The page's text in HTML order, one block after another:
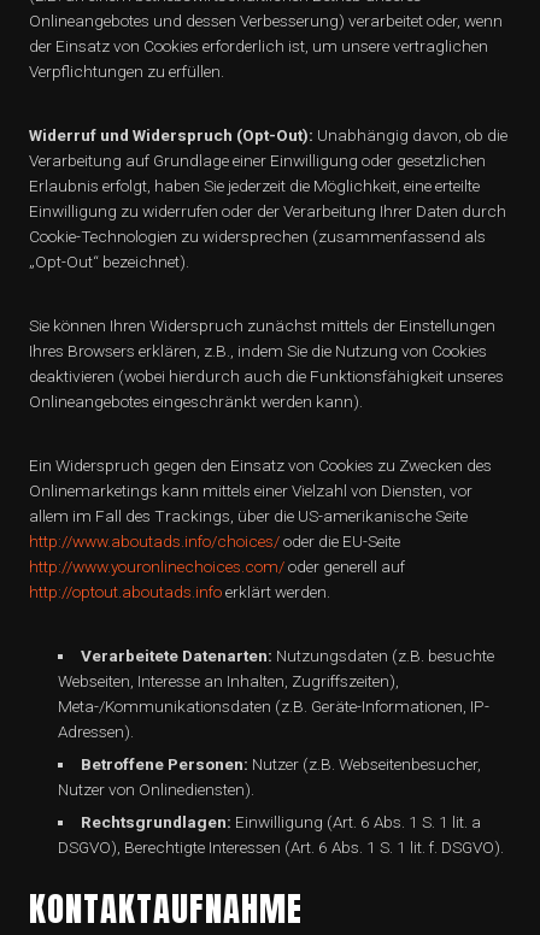
Onlineangebotes und dessen Verbesserung) verarbeitet oder, wenn
der Einsatz von Cookies erforderlich ist, um unsere vertraglichen
Verpflichtungen zu erfüllen.
Widerruf und Widerspruch (Opt-Out): Unabhängig davon, ob die
Verarbeitung auf Grundlage einer Einwilligung oder gesetzlichen
Erlaubnis erfolgt, haben Sie jederzeit die Möglichkeit, eine erteilte
Einwilligung zu widerrufen oder der Verarbeitung Ihrer Daten durch
Cookie-Technologien zu widersprechen (zusammenfassend als
„Opt-Out“ bezeichnet).
Sie können Ihren Widerspruch zunächst mittels der Einstellungen
Ihres Browsers erklären, z.B., indem Sie die Nutzung von Cookies
deaktivieren (wobei hierdurch auch die Funktionsfähigkeit unseres
Onlineangebotes eingeschränkt werden kann).
Ein Widerspruch gegen den Einsatz von Cookies zu Zwecken des
Onlinemarketings kann mittels einer Vielzahl von Diensten, vor
allem im Fall des Trackings, über die US-amerikanische Seite
http://www.aboutads.info/choices/oder die EU-Seite
http://www.youronlinechoices.com/oder generell auf
http://optout.aboutads.infoerklärt werden.
Verarbeitete Datenarten: Nutzungsdaten (z.B. besuchte
Webseiten, Interesse an Inhalten, Zugriffszeiten),
Meta-/Kommunikationsdaten (z.B. Geräte-Informationen, IP-
Adressen).
Betroffene Personen: Nutzer (z.B. Webseitenbesucher,
Nutzer von Onlinediensten).
Rechtsgrundlagen: Einwilligung (Art. 6 Abs. 1 S. 1 lit. a
DSGVO), Berechtigte Interessen (Art. 6 Abs. 1 S. 1 lit. f. DSGVO).
KONTAKTAUFNAHME